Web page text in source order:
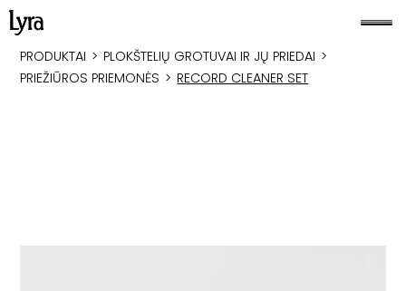
PRODUKTAI > PLOKŠTELIŲ GROTUVAI IR JŲ PRIEDAI >
PRIEŽIŪROS PRIEMONĖS > RECORD CLEANER SET